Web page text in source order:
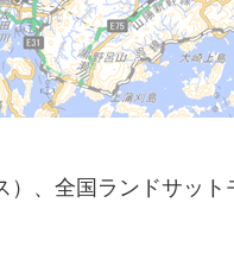
、全国ランドサッ